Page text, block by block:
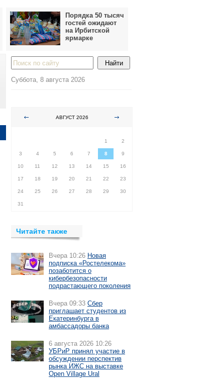
Порядка 50 тысяч
гостей ожидают
на Ирбитской
ярмарке
Суббота, 8 августа 2026
АВГУСТ 2026
1
2
3 4 5 6 7 8 9
10 11 12 13 14 15 16
17 18 19 20 21 22 23
24 25 26 27 28 29 30
31
Читайте также
Вчера 10:26 Новая
подписка «Ростелекома»
позаботится о
кибербезопасности
подрастающего поколения
Вчера 09:33 Сбер
приглашает студентов из
Екатеринбурга в
амбассадоры банка
6 августа 2026 10:26
УБРиР принял участие в
обсуждении перспектив
рынка ИЖС на выставке
Open Village Ural